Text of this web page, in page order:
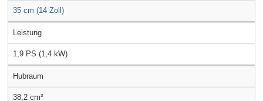
35 cm (14 Zoll)
Leistung
1,9 PS (1,4 kW)
Hubraum
38,2 cm³